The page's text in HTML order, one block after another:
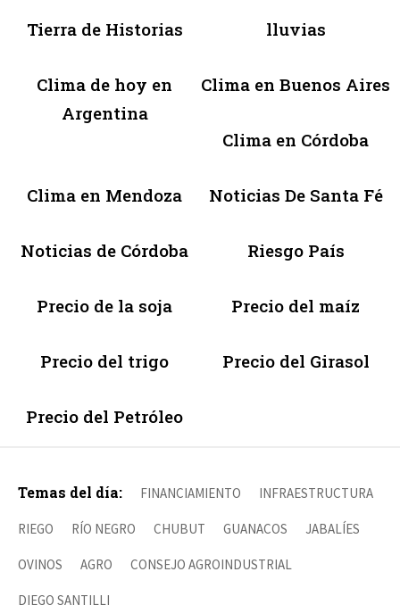
Tierra de Historias lluvias
Clima de hoy en
Argentina
Clima en Buenos Aires
Clima en Córdoba
Clima en Mendoza Noticias De Santa Fé
Noticias de Córdoba Riesgo País
Precio de la soja Precio del maíz
Precio del trigo Precio del Girasol
Precio del Petróleo
Temas del día: FINANCIAMIENTO INFRAESTRUCTURA
RIEGO RÍO NEGRO CHUBUT GUANACOS JABALÍES
OVINOS AGRO CONSEJO AGROINDUSTRIAL
DIEGO SANTILLI